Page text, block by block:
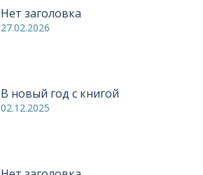
Нет заголовка
27.02.2026
В новый год с книгой
02.12.2025